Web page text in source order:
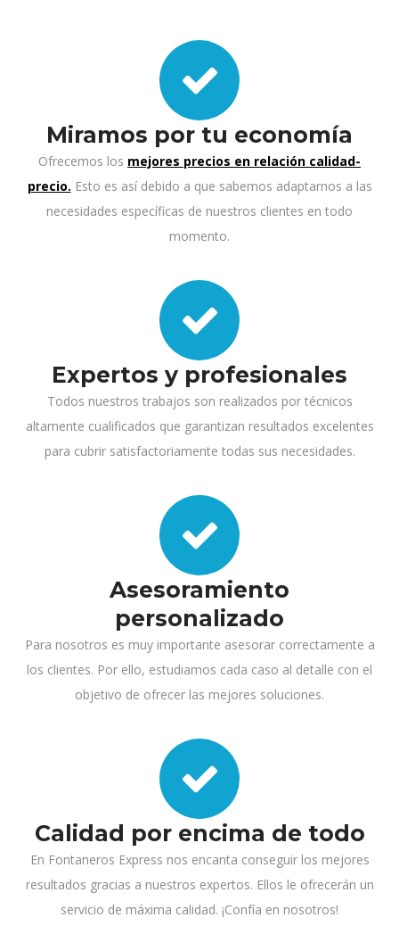
Miramos por tu economía
Ofrecemos los mejores precios en relación calidad-
precio. Esto es así debido a que sabemos adaptarnos a las
necesidades específicas de nuestros clientes en todo
momento.
Expertos y profesionales
Todos nuestros trabajos son realizados por técnicos
altamente cualificados que garantizan resultados excelentes
para cubrir satisfactoriamente todas sus necesidades.
Asesoramiento
personalizado
Para nosotros es muy importante asesorar correctamente a
los clientes. Por ello, estudiamos cada caso al detalle con el
objetivo de ofrecer las mejores soluciones.
Calidad por encima de todo
En Fontaneros Express nos encanta conseguir los mejores
resultados gracias a nuestros expertos. Ellos le ofrecerán un
servicio de máxima calidad. ¡Confía en nosotros!